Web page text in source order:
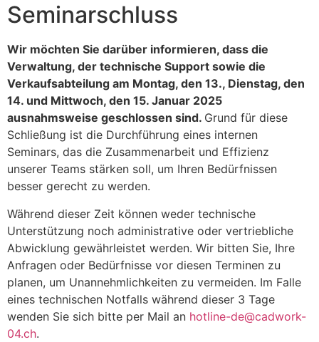
Seminarschluss
Wir möchten Sie darüber informieren, dass die
Verwaltung, der technische Support sowie die
Verkaufsabteilung am Montag, den 13., Dienstag, den
14. und Mittwoch, den 15. Januar 2025
ausnahmsweise geschlossen sind. Grund für diese
Schließung ist die Durchführung eines internen
Seminars, das die Zusammenarbeit und Effizienz
unserer Teams stärken soll, um Ihren Bedürfnissen
besser gerecht zu werden.
Während dieser Zeit können weder technische
Unterstützung noch administrative oder vertriebliche
Abwicklung gewährleistet werden. Wir bitten Sie, Ihre
Anfragen oder Bedürfnisse vor diesen Terminen zu
planen, um Unannehmlichkeiten zu vermeiden. Im Falle
eines technischen Notfalls während dieser 3 Tage
wenden Sie sich bitte per Mail an hotline-de@cadwork-
04.ch.